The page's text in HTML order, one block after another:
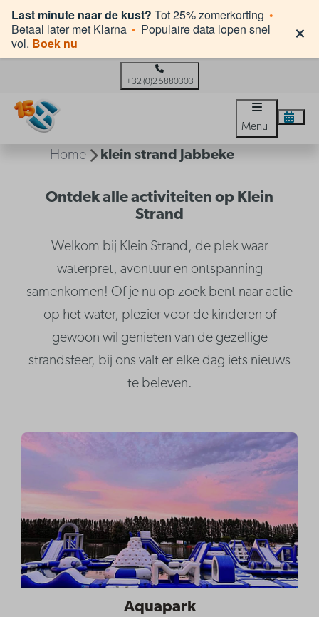
Last minute naar de kust? Tot 25% zomerkorting •
Betaal later met Klarna • Populaire data lopen snel
vol. Boek nu ×
+32 (0)2 5880303
Menu
Home klein strand Jabbeke
Ontdek alle activiteiten op Klein
Strand
Welkom bij Klein Strand, de plek waar
waterpret, avontuur en ontspanning
samenkomen! Of je nu op zoek bent naar actie
op het water, plezier voor de kinderen of
gewoon wil genieten van de gezellige
strandsfeer, bij ons valt er elke dag iets nieuws
te beleven.
Aquapark